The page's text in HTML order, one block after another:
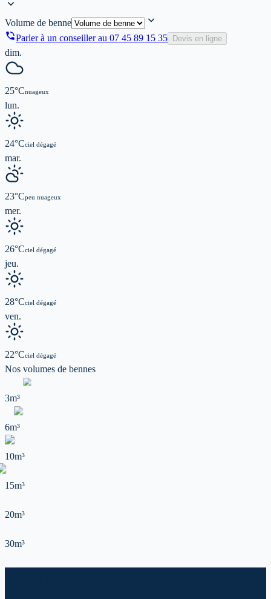
Volume de benne
Parler à un conseiller au 07 45 89 15 35 Devis en ligne
dim.
25°Cnuageux
lun.
24°Cciel dégagé
mar.
23°Cpeu nuageux
mer.
26°Cciel dégagé
jeu.
28°Cciel dégagé
ven.
22°Cciel dégagé
Nos volumes de bennes
3m³
6m³
10m³
15m³
20m³
30m³